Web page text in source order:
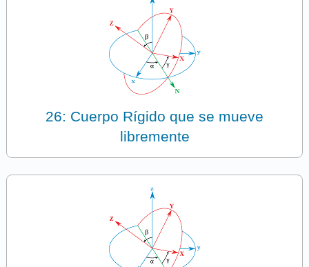
26: Cuerpo Rígido que se mueve
libremente